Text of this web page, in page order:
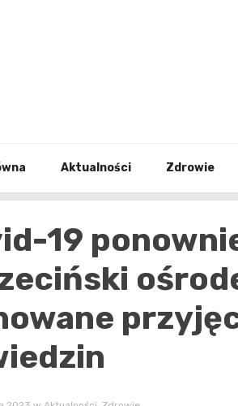
Aktualności Zdrowie
19